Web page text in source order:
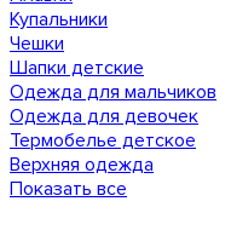
Купальники
Чешки
Шапки детские
Одежда для мальчиков
Одежда для девочек
Термобелье детское
Верхняя одежда
Показать все